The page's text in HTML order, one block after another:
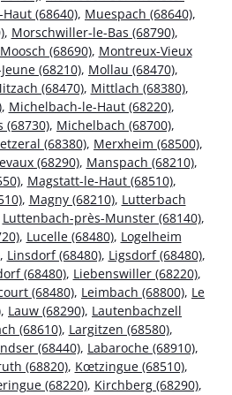
(68640), Muespach (68640),
, Morschwiller-le-Bas (68790),
Moosch (68690), Montreux-Vieux
(68210), Mollau (68470),
(68470), Mittlach (68380),
, Michelbach-le-Haut (68220),
(68730), Michelbach (68700),
(68380), Merxheim (68500),
(68290), Manspach (68210),
, Magstatt-le-Haut (68510),
, Magny (68210), Lutterbach
Luttenbach-près-Munster (68140),
, Lucelle (68480), Logelheim
, Linsdorf (68480), Ligsdorf (68480),
(68480), Liebenswiller (68220),
(68480), Leimbach (68800), Le
, Lauw (68290), Lautenbachzell
(68610), Largitzen (68580),
(68440), Labaroche (68910),
(68820), Kœtzingue (68510),
(68220), Kirchberg (68290),